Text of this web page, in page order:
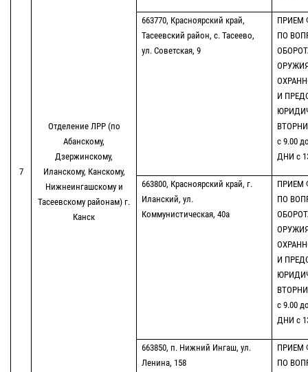
7
Отделение ЛРР (по
Абанскому,
Дзержинскому,
Иланскому, Канскому,
Нижнеингашскому и
Тасеевскому районам) г.
Канск
663770, Красноярский край,
Тасеевский район, с. Тасеево,
ул. Советская, 9
ПРИЕМ
ПО
И
с 9.00
ДНИ с
663800, Красноярский край, г.
Иланский, ул.
Коммунистическая, 40а
ПРИЕМ
ПО
И
с 9.00
ДНИ с
663850, п. Нижний Ингаш, ул.
Ленина, 158
ПРИЕМ
ПО